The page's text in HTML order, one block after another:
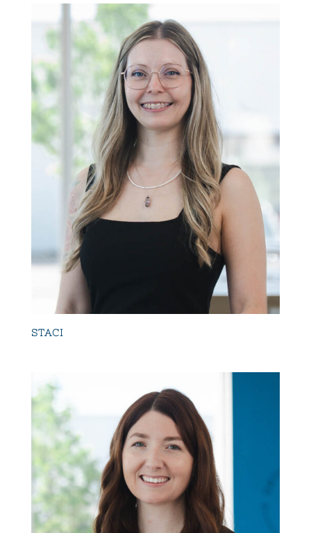
STACI